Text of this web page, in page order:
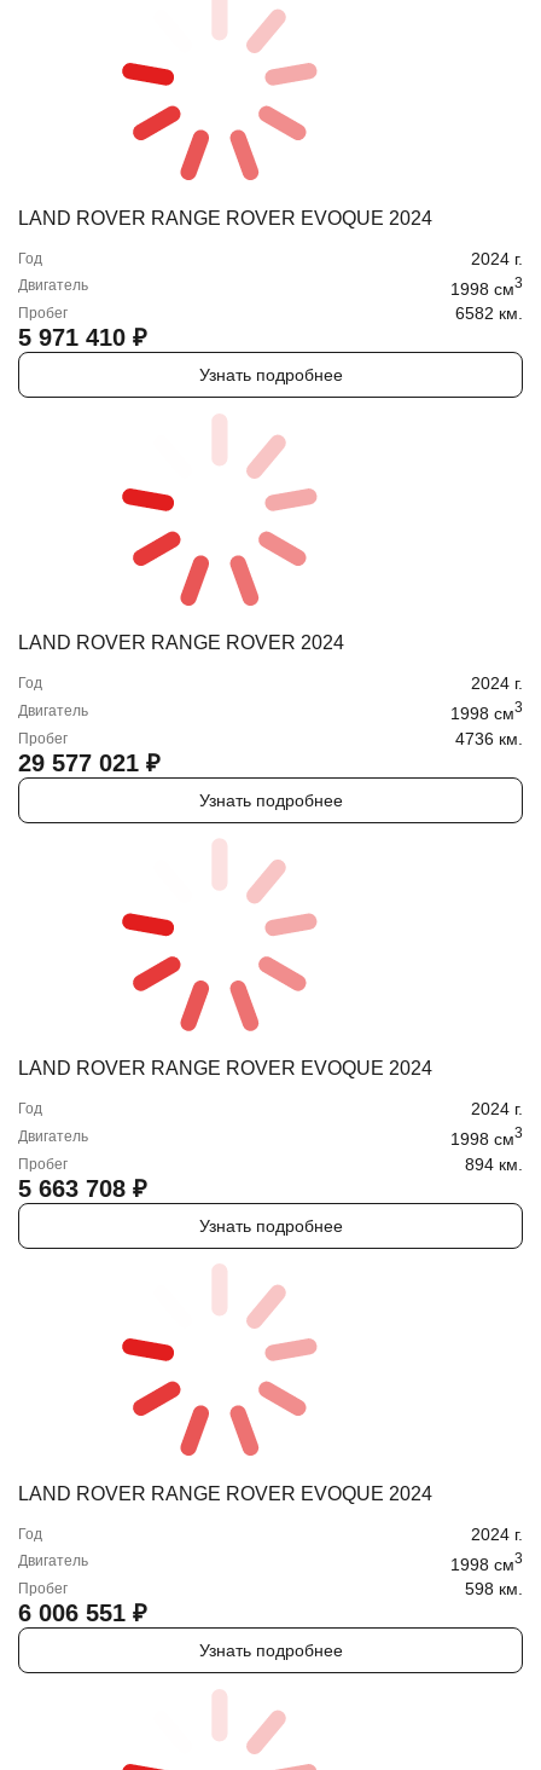
LAND ROVER RANGE ROVER EVOQUE 2024
Год 2024 г.
Двигатель 1998 cм3
Пробег 6582 км.
5 971 410 ₽
Узнать подробнее
LAND ROVER RANGE ROVER 2024
Год 2024 г.
Двигатель 1998 cм3
Пробег 4736 км.
29 577 021 ₽
Узнать подробнее
LAND ROVER RANGE ROVER EVOQUE 2024
Год 2024 г.
Двигатель 1998 cм3
Пробег 894 км.
5 663 708 ₽
Узнать подробнее
LAND ROVER RANGE ROVER EVOQUE 2024
Год 2024 г.
Двигатель 1998 cм3
Пробег 598 км.
6 006 551 ₽
Узнать подробнее